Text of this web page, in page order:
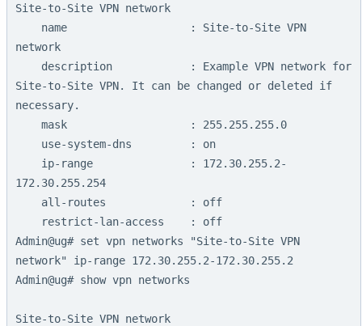
Site-to-Site VPN network
network
Site-to-Site VPN. It can be changed or deleted if
necessary.
172.30.255.254
Admin@ug# set vpn networks "Site-to-Site VPN
network" ip-range 172.30.255.2-172.30.255.2
Admin@ug# show vpn networks
Site-to-Site VPN network